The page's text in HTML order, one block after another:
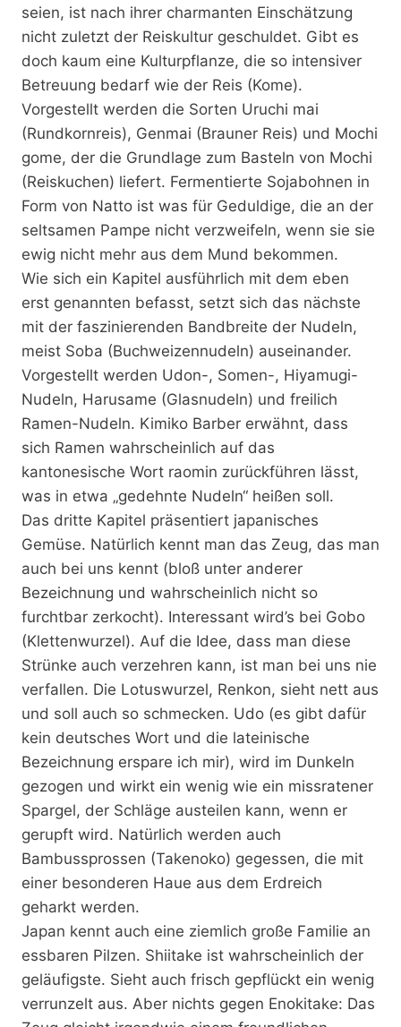
seien, ist nach ihrer charmanten Einschätzung
nicht zuletzt der Reiskultur geschuldet. Gibt es
doch kaum eine Kulturpflanze, die so intensiver
Betreuung bedarf wie der Reis (Kome).
Vorgestellt werden die Sorten Uruchi mai
(Rundkornreis), Genmai (Brauner Reis) und Mochi
gome, der die Grundlage zum Basteln von Mochi
(Reiskuchen) liefert. Fermentierte Sojabohnen in
Form von Natto ist was für Geduldige, die an der
seltsamen Pampe nicht verzweifeln, wenn sie sie
ewig nicht mehr aus dem Mund bekommen.
Wie sich ein Kapitel ausführlich mit dem eben
erst genannten befasst, setzt sich das nächste
mit der faszinierenden Bandbreite der Nudeln,
meist Soba (Buchweizennudeln) auseinander.
Vorgestellt werden Udon-, Somen-, Hiyamugi-
Nudeln, Harusame (Glasnudeln) und freilich
Ramen-Nudeln. Kimiko Barber erwähnt, dass
sich Ramen wahrscheinlich auf das
kantonesische Wort raomin zurückführen lässt,
was in etwa „gedehnte Nudeln“ heißen soll.
Das dritte Kapitel präsentiert japanisches
Gemüse. Natürlich kennt man das Zeug, das man
auch bei uns kennt (bloß unter anderer
Bezeichnung und wahrscheinlich nicht so
furchtbar zerkocht). Interessant wird’s bei Gobo
(Klettenwurzel). Auf die Idee, dass man diese
Strünke auch verzehren kann, ist man bei uns nie
verfallen. Die Lotuswurzel, Renkon, sieht nett aus
und soll auch so schmecken. Udo (es gibt dafür
kein deutsches Wort und die lateinische
Bezeichnung erspare ich mir), wird im Dunkeln
gezogen und wirkt ein wenig wie ein missratener
Spargel, der Schläge austeilen kann, wenn er
gerupft wird. Natürlich werden auch
Bambussprossen (Takenoko) gegessen, die mit
einer besonderen Haue aus dem Erdreich
geharkt werden.
Japan kennt auch eine ziemlich große Familie an
essbaren Pilzen. Shiitake ist wahrscheinlich der
geläufigste. Sieht auch frisch gepflückt ein wenig
verrunzelt aus. Aber nichts gegen Enokitake: Das